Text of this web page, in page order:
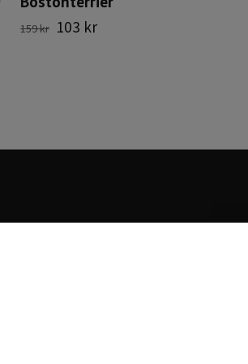
159 kr 103 kr